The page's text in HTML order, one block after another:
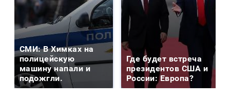
СМИ: В Химках на
полицейскую
машину напали и
подожгли.
Где будет встреча
президентов США и
России: Европа?